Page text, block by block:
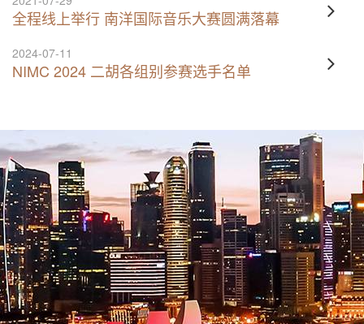
全程线上举行 南洋国际音乐大赛圆满落幕
2024-07-11
NIMC 2024 二胡各组别参赛选手名单